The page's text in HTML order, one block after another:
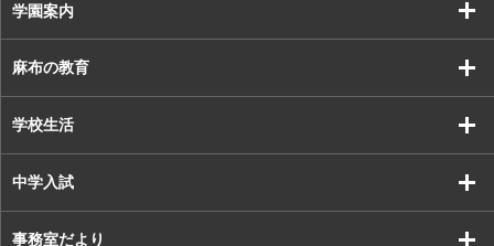
学園案内
麻布の教育
学校生活
中学入試
事務室だより